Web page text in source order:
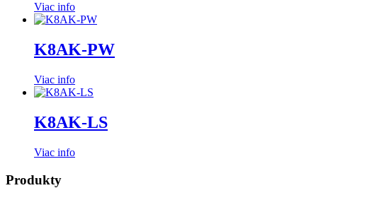
Viac info
K8AK-PW
Viac info
K8AK-LS
Viac info
Produkty